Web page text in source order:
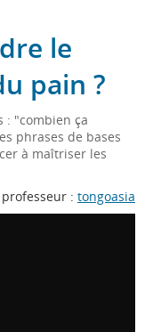
le
pain ?
: "combien ça
phrases de bases
à maîtriser les
professeur : tongoasia